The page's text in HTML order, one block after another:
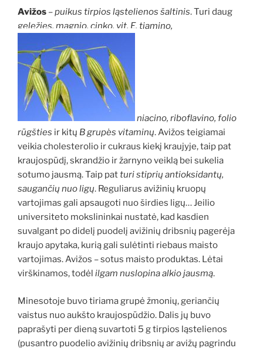
Avižos –puikus tirpios ląstelienos šaltinis. Turi daug
geležies, magnio, cinko, vit. E, tiamino,
niacino, riboflavino, folio
rūgšties ir kitų B grupės vitaminų. Avižos teigiamai
veikia cholesterolio ir cukraus kiekį kraujyje, taip pat
kraujospūdį, skrandžio ir žarnyno veiklą bei sukelia
sotumo jausmą. Taip patturi stiprių antioksidantų,
saugančių nuo ligų. Reguliarus avižinių kruopų
vartojimas gali apsaugoti nuo širdies ligų… Jeilio
universiteto mokslininkai nustatė, kad kasdien
suvalgant po didelį puodelį avižinių dribsnių pagerėja
kraujo apytaka, kurią gali sulėtinti riebaus maisto
vartojimas. Avižos – sotus maisto produktas. Lėtai
virškinamos, todėl ilgam nuslopina alkio jausmą.
Minesotoje buvo tiriama grupė žmonių, geriančių
vaistus nuo aukšto kraujospūdžio. Dalis jų buvo
paprašyti per dieną suvartoti 5 g tirpios ląstelienos
(pusantro puodelio avižinių dribsnių ar avižų pagrindu